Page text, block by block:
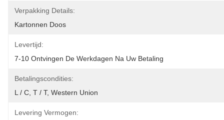
Verpakking Details:
Kartonnen Doos
Levertijd:
7-10 Ontvingen De Werkdagen Na Uw Betaling
Betalingscondities:
L / C, T / T, Western Union
Levering Vermogen: